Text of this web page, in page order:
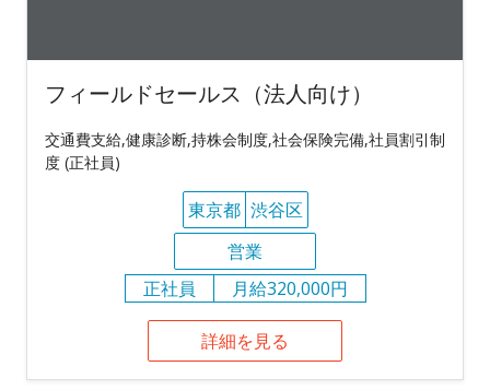
フィールドセールス（法人向け）
交通費支給,健康診断,持株会制度,社会保険完備,社員割引制
度 (正社員)
東京都 渋谷区
営業
正社員
月給320,000円
詳細を見る